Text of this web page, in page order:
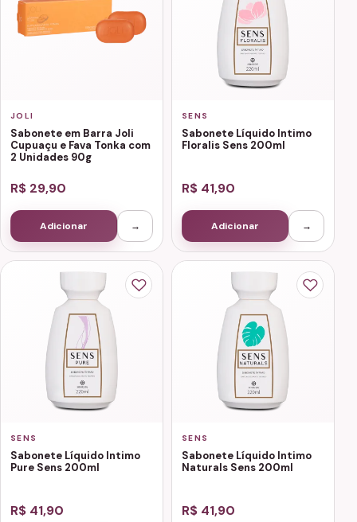
JOLI
Sabonete em Barra Joli
Cupuaçu e Fava Tonka com
2 Unidades 90g
R$ 29,90
Adicionar →
SENS
Sabonete Líquido Intimo
Floralis Sens 200ml
R$ 41,90
Adicionar →
SENS
Sabonete Líquido Intimo
Pure Sens 200ml
R$ 41,90
SENS
Sabonete Líquido Intimo
Naturals Sens 200ml
R$ 41,90